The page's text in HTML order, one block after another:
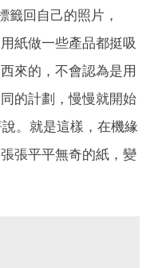
回自己的照片，
紙做一些產品都挺吸
來的，不會認為是用
的計劃，慢慢就開始
。就是這樣，在機緣
張平平無奇的紙，變